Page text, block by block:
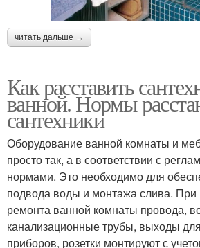
читать дальше →
Как расставить
ванной. Нормы
сантехники
Оборудование ванной комнаты и
просто так, а в соответствии с
нормами. Это необходимо для
подвода воды и монтажа слива. При
ремонта ванной комнаты провода,
канализационные трубы, выходы
приборов, розетки монтируют с